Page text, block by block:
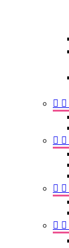
 
 
 
 